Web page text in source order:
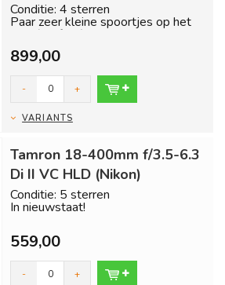
Conditie: 4 sterren
Paar zeer kleine spoortjes op het
glas (zie foto). Verder in
uitstekende staat!...
899,00
- +
VARIANTS
Tamron 18-400mm f/3.5-6.3
Di II VC HLD (Nikon)
Conditie: 5 sterren
In nieuwstaat!
Inclusief 1 jaar garantie en gratis
verzendin...
559,00
- +